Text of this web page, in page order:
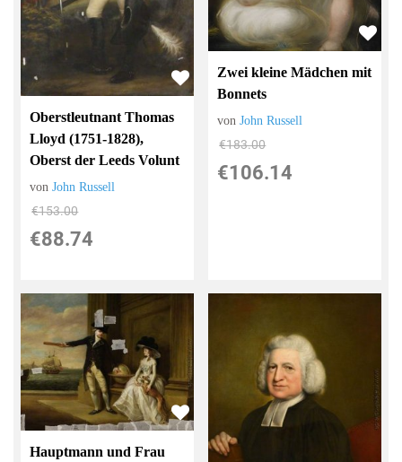
Oberstleutnant Thomas
Lloyd (1751-1828),
Oberst der Leeds Volunt
vonJohn Russell
€153.00
€88.74
Zwei kleine Mädchen mit
Bonnets
vonJohn Russell
€183.00
€106.14
Hauptmann und Frau